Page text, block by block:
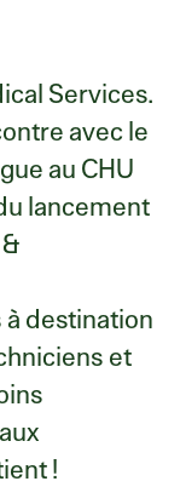
Services.
avec le
au CHU
lancement
destination
et
!